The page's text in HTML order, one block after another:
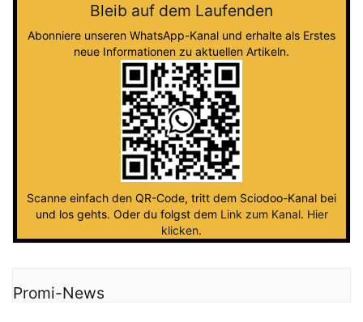
Bleib auf dem Laufenden
Abonniere unseren WhatsApp-Kanal und erhalte als Erstes
neue Informationen zu aktuellen Artikeln.
Scanne einfach den QR-Code, tritt dem Sciodoo-Kanal bei
und los gehts. Oder du folgst dem Link zum Kanal. Hier
klicken.
Promi-News